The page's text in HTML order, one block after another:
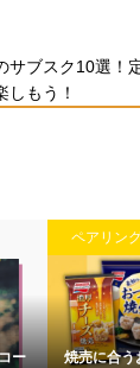
サブスク10選！
しもう！
ー
ペアリン
焼売に合う